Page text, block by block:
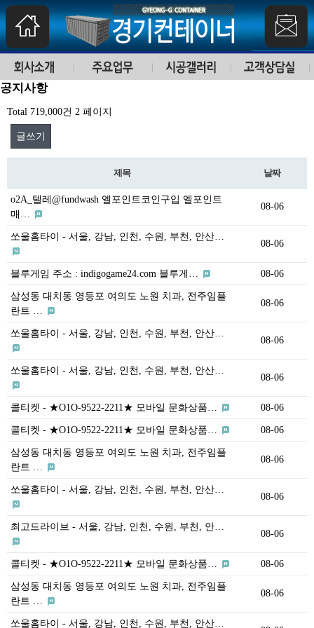
공지사항
Total 719,000건 2 페이지
글쓰기
제목 날짜
o2A_텔레@fundwash 엘포인트코인구입 엘포인트
매…
08-06
쏘울홈타이 - 서울, 강남, 인천, 수원, 부천, 안산…
08-06
블루게임 주소 : indigogame24.com 블루게… 08-06
삼성동 대치동 영등포 여의도 노원 치과, 전주임플
란트 …
08-06
쏘울홈타이 - 서울, 강남, 인천, 수원, 부천, 안산…
08-06
쏘울홈타이 - 서울, 강남, 인천, 수원, 부천, 안산…
08-06
콜티켓 - ★O1O-9522-2211★ 모바일 문화상품… 08-06
콜티켓 - ★O1O-9522-2211★ 모바일 문화상품… 08-06
삼성동 대치동 영등포 여의도 노원 치과, 전주임플
란트 …
08-06
쏘울홈타이 - 서울, 강남, 인천, 수원, 부천, 안산…
08-06
최고드라이브 - 서울, 강남, 인천, 수원, 부천, 안…
08-06
콜티켓 - ★O1O-9522-2211★ 모바일 문화상품… 08-06
삼성동 대치동 영등포 여의도 노원 치과, 전주임플
란트 …
08-06
쏘울홈타이 - 서울, 강남, 인천, 수원, 부천, 안산…